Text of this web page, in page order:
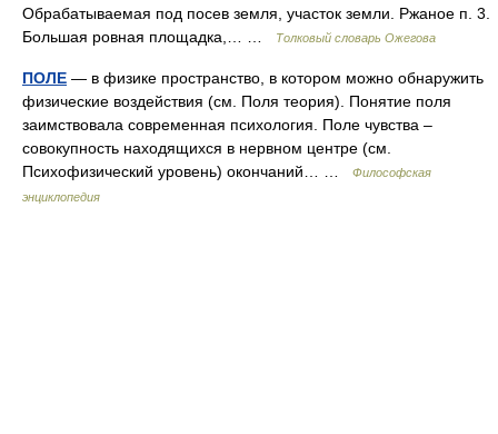
Обрабатываемая под посев земля, участок земли. Ржаное п. 3.
Большая ровная площадка,… …
Толковый словарь Ожегова
ПОЛЕ — в физике пространство, в котором можно обнаружить
физические воздействия (см. Поля теория). Понятие поля
заимствовала современная психология. Поле чувства –
совокупность находящихся в нервном центре (см.
Психофизический уровень) окончаний… …
Философская
энциклопедия